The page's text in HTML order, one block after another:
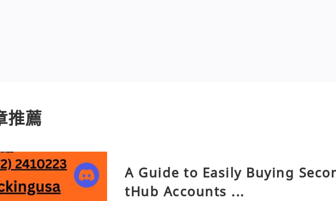
推薦
A Guide to Easily Buying
tHub Accounts ...